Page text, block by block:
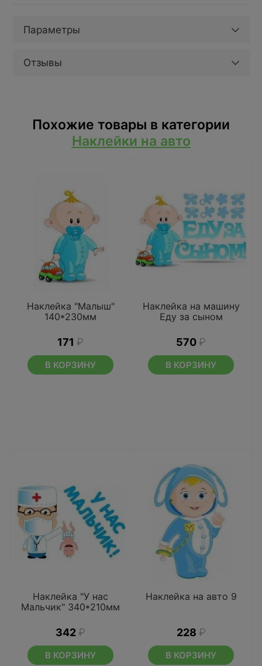
Параметры
Отзывы
Похожие товары в категории
Наклейки на авто
Наклейка "Малыш"
140*230мм
171 ₽
В КОРЗИНУ
Наклейка на машину
Еду за сыном
570 ₽
В КОРЗИНУ
Наклейка "У нас
Мальчик" 340*210мм
342 ₽
В КОРЗИНУ
Наклейка на авто 9
228 ₽
В КОРЗИНУ